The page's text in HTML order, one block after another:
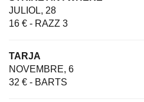
JULIOL, 28
16 € - RAZZ 3
TARJA
NOVEMBRE, 6
32 € - BARTS